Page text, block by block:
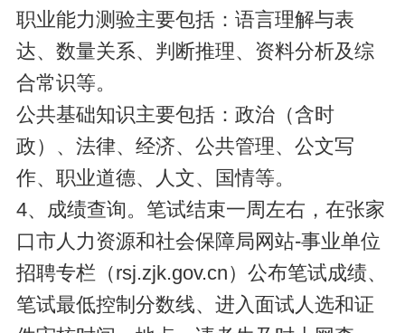
职业能力测验主要包括：语言理解与表
达、数量关系、判断推理、资料分析及综
合常识等。
公共基础知识主要包括：政治（含时
政）、法律、经济、公共管理、公文写
作、职业道德、人文、国情等。
4、成绩查询。笔试结束一周左右，在张家
口市人力资源和社会保障局网站-事业单位
招聘专栏（rsj.zjk.gov.cn）公布笔试成绩、
笔试最低控制分数线、进入面试人选和证